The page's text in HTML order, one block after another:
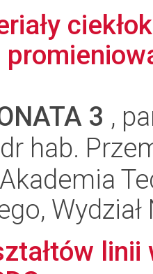
3 ,
hab.